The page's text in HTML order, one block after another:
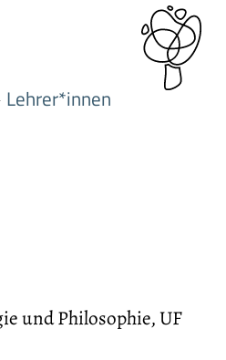
Lehrer*innen
und Philosophie, UF